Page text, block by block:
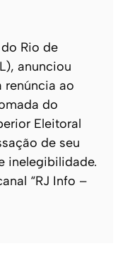
Rio de
anunciou
renúncia ao
do
Eleitoral
de seu
inelegibilidade.
“RJ Info –